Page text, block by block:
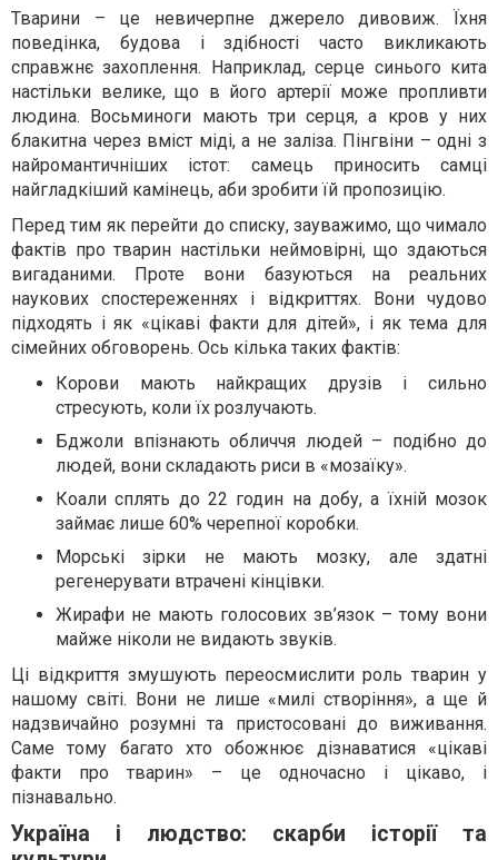
Тварини – це невичерпне джерело дивовиж. Їхня
поведінка, будова і здібності часто викликають
справжнє захоплення. Наприклад, серце синього кита
настільки велике, що в його артерії може пропливти
людина. Восьминоги мають три серця, а кров у них
блакитна через вміст міді, а не заліза. Пінгвіни – одні з
найромантичніших істот: самець приносить самці
найгладкіший камінець, аби зробити їй пропозицію.
Перед тим як перейти до списку, зауважимо, що чимало
фактів про тварин настільки неймовірні, що здаються
вигаданими. Проте вони базуються на реальних
наукових спостереженнях і відкриттях. Вони чудово
підходять і як «цікаві факти для дітей», і як тема для
сімейних обговорень. Ось кілька таких фактів:
Корови мають найкращих друзів і сильно
стресують, коли їх розлучають.
Бджоли впізнають обличчя людей – подібно до
людей, вони складають риси в «мозаїку».
Коали сплять до 22 годин на добу, а їхній мозок
займає лише 60% черепної коробки.
Морські зірки не мають мозку, але здатні
регенерувати втрачені кінцівки.
Жирафи не мають голосових зв’язок – тому вони
майже ніколи не видають звуків.
Ці відкриття змушують переосмислити роль тварин у
нашому світі. Вони не лише «милі створіння», а ще й
надзвичайно розумні та пристосовані до виживання.
Саме тому багато хто обожнює дізнаватися «цікаві
факти про тварин» – це одночасно і цікаво, і
пізнавально.
Україна і людство: скарби історії та